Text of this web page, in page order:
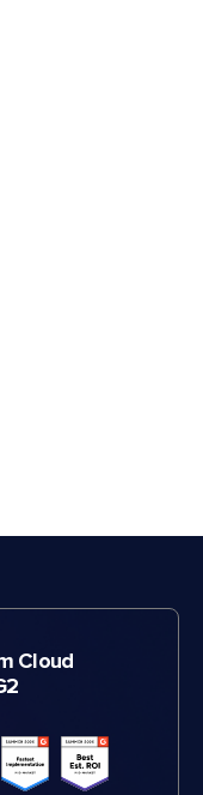
Cloud